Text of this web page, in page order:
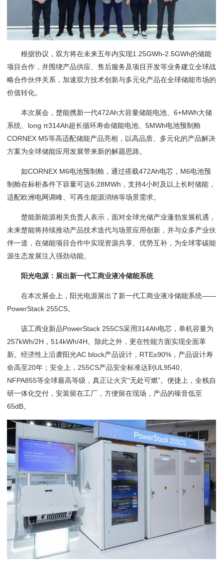
根据协议，双方将在未来五年内实现1.25GWh-2.5GWh的储能
项目合作，并围绕产品供应、售后服务及项目开发等业务建立全球战
略合作伙伴关系，加速双方技术创新与多元化产品在全球储能市场的
价值转化。
本次展会，楚能携新一代472Ah大容量储能电池、6+MWh大储
系统、long π314Ah超长循环寿命储能电池、5MWh电池预制舱
CORNEX M5等高适配储能产品亮相，以高品质、多元化的产品解决
方案为全球储能应用发展带来新的解题思路。
如CORNEX M6电池预制舱，通过搭载472Ah电芯，M6电池预
制舱在标柜条件下容量可达6.28MWh，支持4小时及以上长时储能，
适配欧洲电网调峰、可再生能源消纳等场景需求。
楚能新能源相关负责人表示，面对全球光储产业蓬勃发展机遇，
未来楚能将持续推动产品技术迭代与场景应用创新，并与众多产业伙
伴一道，在储能项目合作中实现资源共享、优势互补，为全球零碳能
源生态发展注入强劲动能。
阳光电源：展出新一代工商业液冷储能系统
在本次展会上，阳光电源展出了新一代工商业液冷储能系统——
PowerStack 255CS。
该工商业新品PowerStack 255CS采用314Ah电芯，单机容量为
257kWh/2H，514kWh/4H。除此之外，更在性能方面实现全面革
新。经济性上沿袭阳光AC block产品设计，RTE≥90%，产品设计寿
命高至20年；安全上，255CS产品安全标准达到UL9540、
NFPA855等全球最高等级，真正让火灾“无处可燃”。便捷上，全栈自
研一体化交付，安装留在工厂，方便留在现场，产品的噪音低至
65dB。